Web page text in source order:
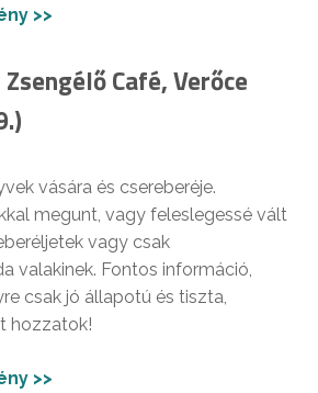
>>
Café, Verőce
vására és csereberéje.
megunt, vagy feleslegessé vált
vagy csak
valakinek. Fontos információ,
csak jó állapotú és tiszta,
hozzatok!
>>